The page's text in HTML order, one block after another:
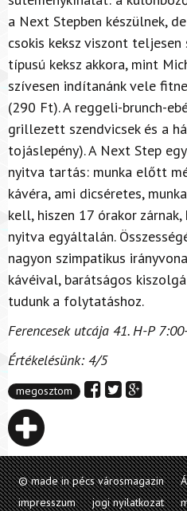
a Next Stepben készülnek,
csokis keksz viszont teljesen
típusú keksz akkora, mint
szívesen indítanánk vele
(290 Ft). A reggeli-brunch-
grillezett szendvicsek és a
tojáslepény). A Next Step
nyitva tartás: munka előtt
kávéra, ami dicséretes,
kell, hiszen 17 órakor
nyitva egyáltalán.
nagyon szimpatikus
kávéival, barátságos
tudunk a folytatáshoz.
Ferencesek utcája 41. H-P
Értékelésünk: 4/5
megosztom
© made in pécs városmagazin
impresszum
jogi nyilatkozat